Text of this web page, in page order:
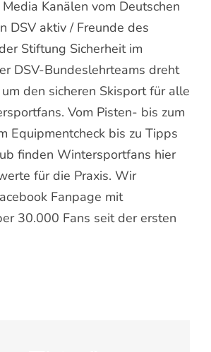
Kanälen vom Deutschen
DSV aktiv / Freunde des
Stiftung Sicherheit im
DSV-Bundeslehrteams dreht
den sicheren Skisport für alle
Vom Pisten- bis zum
Equipmentcheck bis zu Tipps
finden Wintersportfans hier
für die Praxis. Wir
Fanpage mit
30.000 Fans seit der ersten